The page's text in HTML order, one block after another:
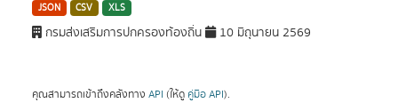
JSON CSV XLS
กรมส่งเสริมการปกครองท้องถิ่น 10 มิถุนายน 2569
คุณสามารถเข้าถึงคลังทาง API (ให้ดู คู่มือ API).